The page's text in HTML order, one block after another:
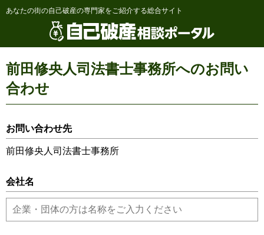
あなたの街の自己破産の専門家をご紹介する総合サイト
前田修央人司法書士事務所へのお問い
合わせ
お問い合わせ先
前田修央人司法書士事務所
会社名